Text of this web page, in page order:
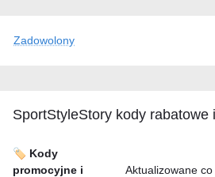
Zadowolony
SportStyleStory kody rabatowe
🏷️ Kody
promocyjne i
Aktualizowane co